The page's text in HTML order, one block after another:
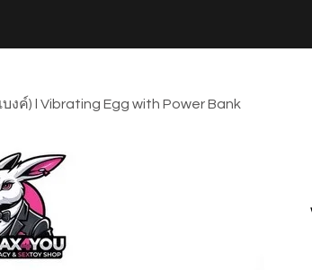
ค์) l Vibrating Egg with Power Bank